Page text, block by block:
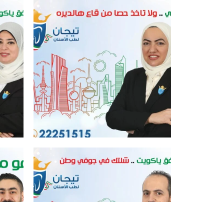
افضل عيادة اسنان في الكويت